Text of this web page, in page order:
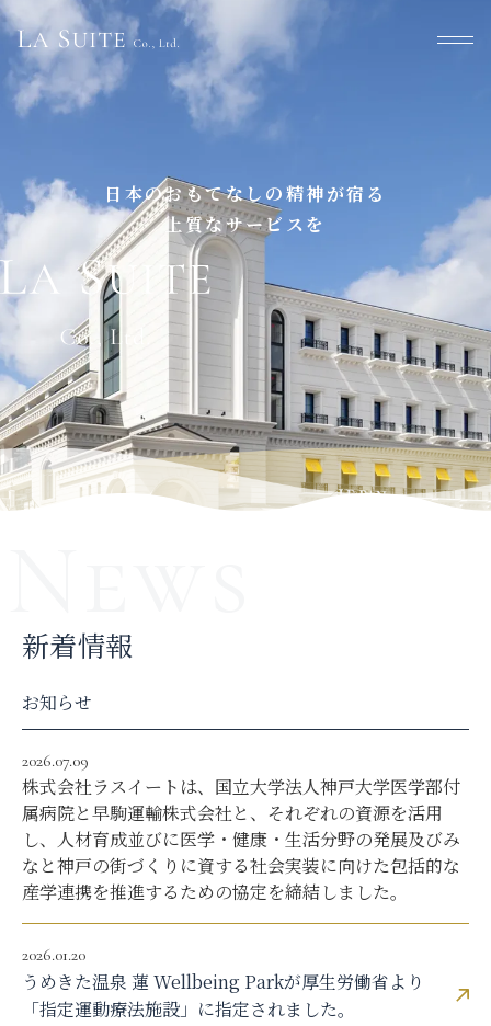
ホーム
ラスイートについて
会社概要
沿革
事業について
広報資料のご提供
メディア掲載
プライバシーポリシー
お問い合わせ
日本のおもてなしの精神が宿る
上質なサービスを
新着情報
お知らせ
2026.07.09
株式会社ラスイートは、国立大学法人神戸大学医学部付
属病院と早駒運輸株式会社と、それぞれの資源を活用
し、人材育成並びに医学・健康・生活分野の発展及びみ
なと神戸の街づくりに資する社会実装に向けた包括的な
産学連携を推進するための協定を締結しました。
2026.01.20
うめきた温泉 蓮 Wellbeing Parkが厚生労働省より
「指定運動療法施設」に指定されました。